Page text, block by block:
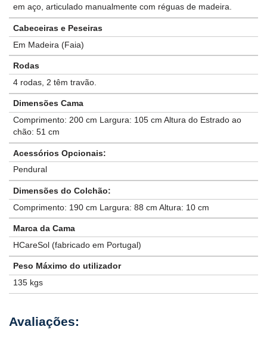
em aço, articulado manualmente com réguas de madeira.
Cabeceiras e Peseiras
Em Madeira (Faia)
Rodas
4 rodas, 2 têm travão.
Dimensões Cama
Comprimento: 200 cm Largura: 105 cm Altura do Estrado ao
chão: 51 cm
Acessórios Opcionais:
Pendural
Dimensões do Colchão:
Comprimento: 190 cm Largura: 88 cm Altura: 10 cm
Marca da Cama
HCareSol (fabricado em Portugal)
Peso Máximo do utilizador
135 kgs